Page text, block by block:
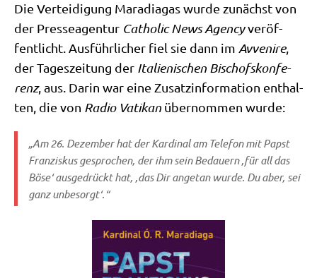
Die Ver­tei­di­gung Mara­dia­gas wur­de zunächst von
der Pres­se­agen­tur Catho­lic News Agen­cyver­öf­
fent­licht. Aus­führ­li­cher fiel sie dann im Avve­ni­re,
der Tages­zei­tung der Ita­lie­ni­schen Bischofs­kon­fe­
renz, aus. Dar­in war eine Zusatz­in­for­ma­ti­on ent­hal­
ten, die von Radio Vati­kan über­nom­men wurde:
„Am 26. Dezem­ber hat der Kar­di­nal am Tele­fon mit Papst
Fran­zis­kus gespro­chen, der ihm sein Bedau­ern ‚für all das
Böse‘ aus­ge­drückt hat, ‚das Dir ange­tan wur­de. Du aber, sei
ganz unbesorgt‘.“